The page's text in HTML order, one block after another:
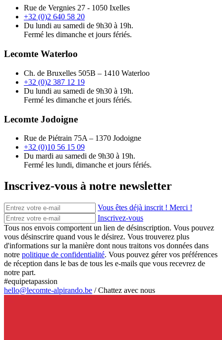
Rue de Vergnies 27 - 1050 Ixelles
+32 (0)2 640 58 20
Du lundi au samedi de 9h30 à 19h.
Fermé les dimanche et jours fériés.
Lecomte Waterloo
Ch. de Bruxelles 505B – 1410 Waterloo
+32 (0)2 387 12 19
Du lundi au samedi de 9h30 à 19h.
Fermé les dimanche et jours fériés.
Lecomte Jodoigne
Rue de Piétrain 75A – 1370 Jodoigne
+32 (0)10 56 15 09
Du mardi au samedi de 9h30 à 19h.
Fermé les lundi, dimanche et jours fériés.
Inscrivez-vous à notre newsletter
Vous êtes déjà inscrit ! Merci !
Inscrivez-vous
Tous nos envois comportent un lien de désinscription. Vous pouvez
vous désinscrire quand vous le désirez. Vous trouverez plus
d'informations sur la manière dont nous traitons vos données dans
notre politique de confidentialité. Vous pouvez gérer vos préférences
de réception dans le bas de tous les e-mails que vous recevrez de
notre part.
#equipetapassion
hello@lecomte-alpirando.be /Chattez avec nous